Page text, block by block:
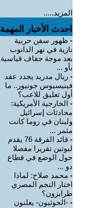
المزيد.....
احدث الأخبار المهمة
- ظهور سفن حربية
نازية في نهر الدانوب
بعد موجة جفاف قياسية
بأو ...
- ريال مدريد يجدد عقد
فينيسيوس جونيور.. ما
أول تعليق للاعب؟
- الخارجية الأمريكية:
محادثات إسرائيل
ولبنان في روما كانت
مثمر ...
-
قائد الفرقة 76 يقدم
لبوتين تقريرا مفصلا
حول الوضع في قطاع
دو ...
- محمد صلاح: لماذا
اختار النجم المصري
طرابزون؟
- -الحوثيون- يعلنون